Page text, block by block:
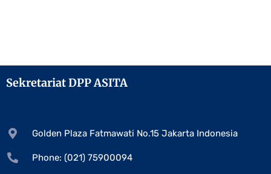
Sekretariat DPP ASITA
Golden Plaza Fatmawati No.15 Jakarta Indonesia
Phone: (021) 75900094